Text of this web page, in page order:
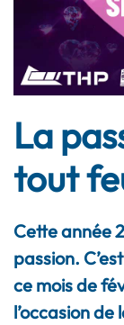
La
tout
Cette année
passion.
ce mois de
l’occasion de